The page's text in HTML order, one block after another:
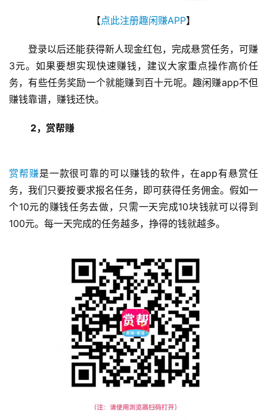
【点此注册趣闲赚APP】
登录以后还能获得新人现金红包，完成悬赏任务，可赚
3元。如果要想实现快速赚钱，建议大家重点操作高价任
务，有些任务奖励一个就能赚到百十元呢。趣闲赚app不但
赚钱靠谱，赚钱还快。
2，赏帮赚
赏帮赚是一款很可靠的可以赚钱的软件，在app有悬赏任
务，我们只要按要求报名任务，即可获得任务佣金。假如一
个10元的赚钱任务去做，只需一天完成10块钱就可以得到
100元。每一天完成的任务越多，挣得的钱就越多。